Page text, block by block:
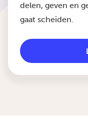
delen, geven en
gaat scheiden.